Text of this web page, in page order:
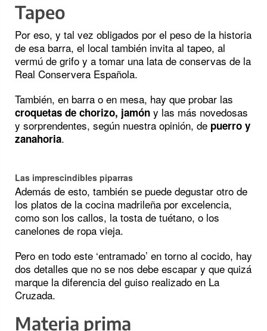
Tapeo
Por eso, y tal vez obligados por el peso de la historia
de esa barra, el local también invita al tapeo, al
vermú de grifo y a tomar una lata de conservas de la
Real Conservera Española.
También, en barra o en mesa, hay que probar las
croquetas de chorizo, jamón y las más novedosas
y sorprendentes, según nuestra opinión, de puerro y
zanahoria.
Las imprescindibles piparras
Además de esto, también se puede degustar otro de
los platos de la cocina madrileña por excelencia,
como son los callos, la tosta de tuétano, o los
canelones de ropa vieja.
Pero en todo este ‘entramado’ en torno al cocido, hay
dos detalles que no se nos debe escapar y que quizá
marque la diferencia del guiso realizado en La
Cruzada.
Materia prima